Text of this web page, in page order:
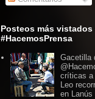
Posteos más vistados
#HacemosPrensa
Gacetilla
críticas a
Leo
en Lanús